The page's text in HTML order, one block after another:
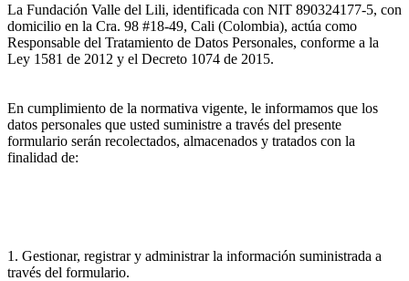
La Fundación Valle del Lili, identificada con NIT 890324177-5, con
domicilio en la Cra. 98 #18-49, Cali (Colombia), actúa como
Responsable del Tratamiento de Datos Personales, conforme a la
Ley 1581 de 2012 y el Decreto 1074 de 2015.
En cumplimiento de la normativa vigente, le informamos que los
datos personales que usted suministre a través del presente
formulario serán recolectados, almacenados y tratados con la
finalidad de:
1. Gestionar, registrar y administrar la información suministrada a
través del formulario.